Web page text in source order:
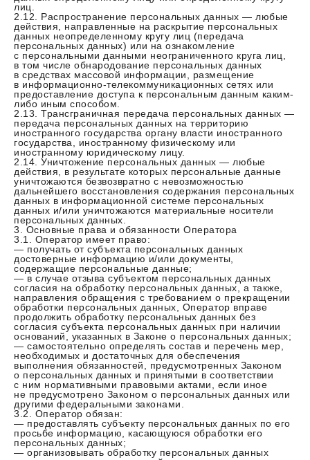
лиц.
2.12. Распространение персональных данных — любые
действия, направленные на раскрытие персональных
данных неопределенному кругу лиц (передача
персональных данных) или на ознакомление
с персональными данными неограниченного круга лиц,
в том числе обнародование персональных данных
в средствах массовой информации, размещение
в информационно-телекоммуникационных сетях или
предоставление доступа к персональным данным каким-
либо иным способом.
2.13. Трансграничная передача персональных данных —
передача персональных данных на территорию
иностранного государства органу власти иностранного
государства, иностранному физическому или
иностранному юридическому лицу.
2.14. Уничтожение персональных данных — любые
действия, в результате которых персональные данные
уничтожаются безвозвратно с невозможностью
дальнейшего восстановления содержания персональных
данных в информационной системе персональных
данных и/или уничтожаются материальные носители
персональных данных.
3. Основные права и обязанности Оператора
3.1. Оператор имеет право:
— получать от субъекта персональных данных
достоверные информацию и/или документы,
содержащие персональные данные;
— в случае отзыва субъектом персональных данных
согласия на обработку персональных данных, а также,
направления обращения с требованием о прекращении
обработки персональных данных, Оператор вправе
продолжить обработку персональных данных без
согласия субъекта персональных данных при наличии
оснований, указанных в Законе о персональных данных;
— самостоятельно определять состав и перечень мер,
необходимых и достаточных для обеспечения
выполнения обязанностей, предусмотренных Законом
о персональных данных и принятыми в соответствии
с ним нормативными правовыми актами, если иное
не предусмотрено Законом о персональных данных или
другими федеральными законами.
3.2. Оператор обязан:
— предоставлять субъекту персональных данных по его
просьбе информацию, касающуюся обработки его
персональных данных;
— организовывать обработку персональных данных